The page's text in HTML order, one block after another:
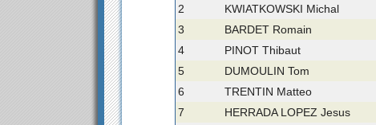
2
KWIATKOWSKI Michal
3
BARDET Romain
4
PINOT Thibaut
5
DUMOULIN Tom
6
TRENTIN Matteo
7
HERRADA LOPEZ Jesus